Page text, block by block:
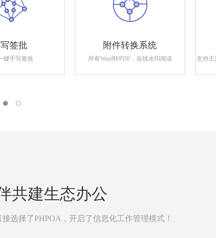
签批
键手写签批
附件转换系统
所有Word转PDF，在线水印阅读
支持主
共建生态办公
选择了PHPOA，开启了信息化工作管理模式！